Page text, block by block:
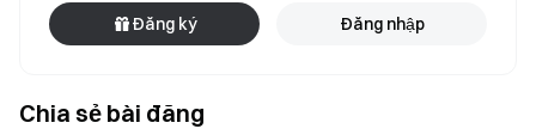
tiếp theo.
Không có đội ngũ, không có lộ trình, nguồn lực cũng rất hạn
Chia sẻ bài đăng
Đăng ký Đăng nhập